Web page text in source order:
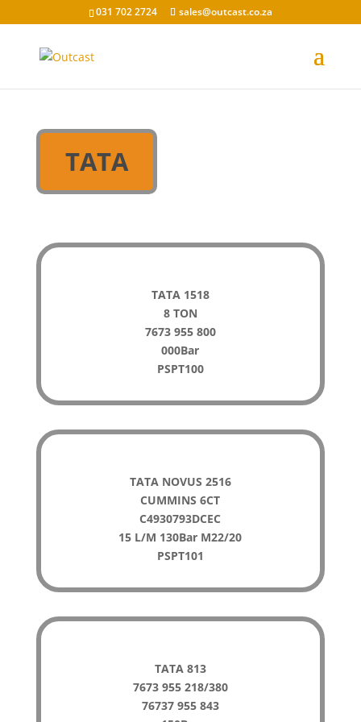
031 702 2724 sales@outcast.co.za
TATA
TATA 1518
8 TON
7673 955 800
000Bar
PSPT100
TATA NOVUS 2516
CUMMINS 6CT
C4930793DCEC
15 L/M 130Bar M22/20
PSPT101
TATA 813
7673 955 218/380
76737 955 843